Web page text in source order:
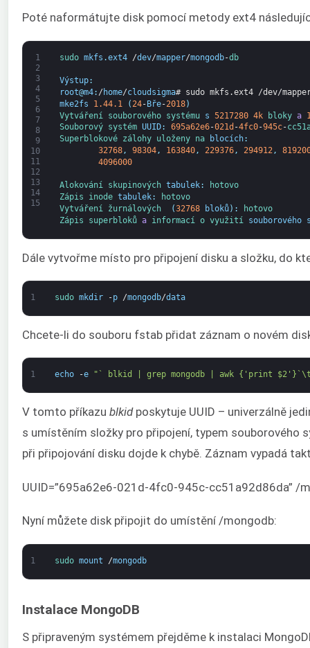
Poté naformátujte disk pomocí metody ext4
1
2
3
4
5
6
7
8
9
10
11
12
13
14
15
sudo mkfs .ext4 /dev/mapper/mongodb-db
Výstup:
root@m4: / home/cloudsigma# sudo mkfs.ext4 /dev/
mke2fs
1.44.1 ( 24-Bře-2018)
Vytváření
souborového systému s 5217280 4k bloky a
Souborový systém UUID: 695a62e6-021d -4fc0-945c-
Superblokové zálohy uloženy na blocích:
32768, 98304, 163840, 229376, 294912,
4096000
Alokování skupinových tabulek:
hotovo
Zápis
inode tabulek:
hotovo
Vytváření žurnálových (32768 bloků) :
hotovo
Zápis
superbloků a informací o využití souborového
Dále vytvořme místo pro připojení disku a složku, do
1 sudo mkdir -p /mongodb/data
Chcete-li do souboru fstab přidat záznam o novém
1 echo -e "` blkid | grep mongodb | awk {'print $2'}`\t/
V tomto příkazu blkid poskytuje UUID – univerzálně
s umístěním složky pro připojení, typem
při připojování disku dojde k chybě. Záznam vypadá
UUID=”695a62e6-021d-4fc0-945c-cc51a92d86da” /
Nyní můžete disk připojit do umístění /mongodb:
1 sudo mount /mongodb
Instalace MongoDB
S připraveným systémem přejděme k instalaci